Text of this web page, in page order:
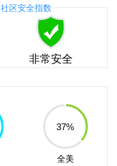
社区安全指数
非常安全
37%
全美